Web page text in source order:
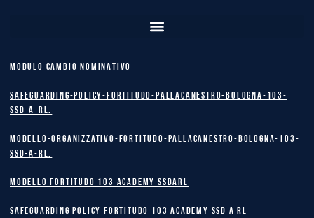
MODULO CAMBIO NOMINATIVO
safeguarding-policy-Fortitudo-Pallacanestro-Bologna-103-
SSD-A-RL.
Modello-Organizzativo-Fortitudo-Pallacanestro-Bologna-103-
SSD-A-RL.
MODELLO FORTITUDO 103 ACADEMY SSDARL
safeguarding policy Fortitudo 103 Academy SSD A RL